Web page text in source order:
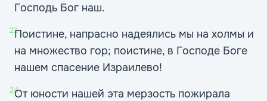
Господь Бог наш.
23Поистине, напрасно надеялись мы на холмы и
на множество гор; поистине, в Господе Боге
нашем спасение Израилево!
24От юности нашей эта мерзость пожирала